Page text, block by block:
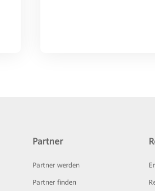
Partner
Partner werden
Partner finden